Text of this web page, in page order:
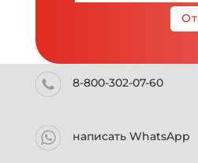
8-800-302-07-60
написать WhatsApp